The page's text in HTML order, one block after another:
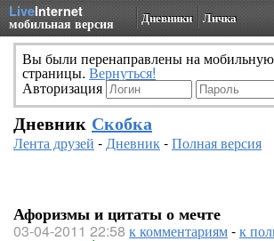
LiveInternet
мобильная версия Дневники Личка
Вы были перенаправлены на
страницы. Вернуться!
Авторизация
Дневник Скобка
Лента друзей -Дневник-Полная версия
Афоризмы и цитаты о мечте
03-04-2011 22:58 к комментариям-к